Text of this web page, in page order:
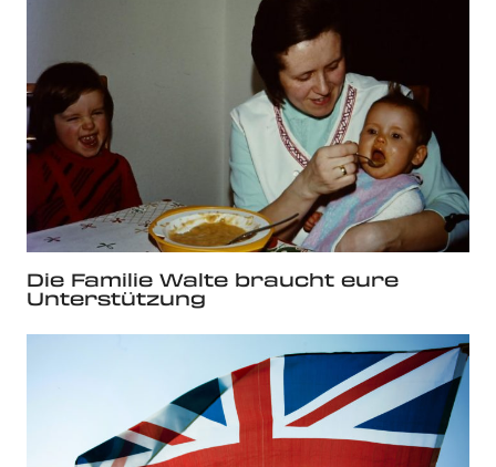
Die Familie Walte braucht eure
Unterstützung